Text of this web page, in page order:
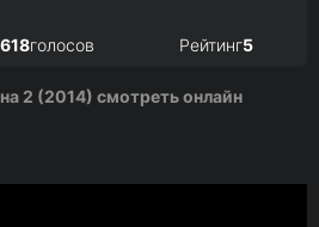
618голосов Рейтинг5
2 (2014) смотреть онлайн